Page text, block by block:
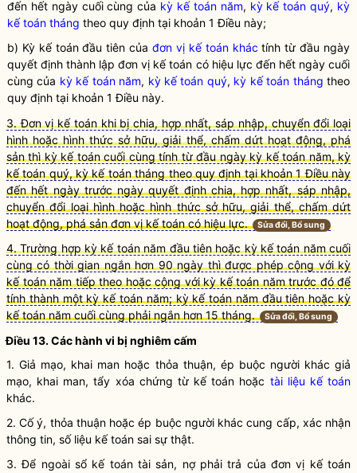
đến hết ngày cuối cùng của kỳ kế toán năm, kỳ kế toán quý, kỳ
kế toán tháng theo quy định tại khoản 1 Điều này;
b) Kỳ kế toán đầu tiên củađơn vị kế toán khác tính từ đầu ngày
quyết định thành lập đơn vị kế toán có hiệu lực đến hết ngày cuối
cùng của kỳ kế toán năm, kỳ kế toán quý, kỳ kế toán tháng theo
quy định tại khoản 1 Điều này.
3. Đơn vị kế toán khi bị chia, hợp nhất, sáp nhập, chuyển đổi loại
hình hoặc hình thức sở hữu, giải thể, chấm dứt hoạt động, phá
sản thì kỳ kế toán cuối cùng tính từ đầu ngày kỳ kế toán năm, kỳ
kế toán quý, kỳ kế toán tháng theo quy định tại khoản 1 Điều này
đến hết ngày trước ngày quyết định chia, hợp nhất, sáp nhập,
chuyển đổi loại hình hoặc hình thức sở hữu, giải thể, chấm dứt
hoạt động, phá sản đơn vị kế toán có hiệu lực.
Sửa đổi, Bổ sung
4. Trường hợp kỳ kế toán năm đầu tiên hoặc kỳ kế toán năm cuối
cùng có thời gian ngắn hơn 90 ngày thì được phép cộng với kỳ
kế toán năm tiếp theo hoặc cộng với kỳ kế toán năm trước đó để
tính thành một kỳ kế toán năm; kỳ kế toán năm đầu tiên hoặc kỳ
kế toán năm cuối cùng phải ngắn hơn 15 tháng.
Sửa đổi, Bổ sung
Điều 13. Các hành vi bị nghiêm cấm
1. Giả mạo, khai man hoặc thỏa thuận, ép buộc người khác giả
mạo, khai man, tẩy xóa chứng từ kế toán hoặc tài liệu kế toán
khác.
2. Cố ý, thỏa thuận hoặc ép buộc người khác cung cấp, xác nhận
thông tin, số liệu kế toán sai sự thật.
3. Để ngoài sổ kế toán tài sản, nợ phải trả của đơn vị kế toán